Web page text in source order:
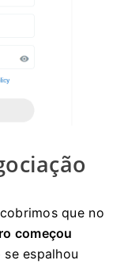
que no
começou
se espalhou